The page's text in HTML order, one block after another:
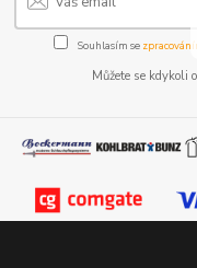
Souhlasím se
Můžete se